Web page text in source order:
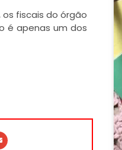
fiscais do órgão
é apenas um dos